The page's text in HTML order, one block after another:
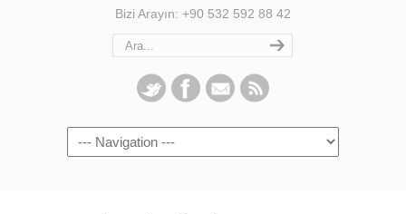
Bizi Arayın: +90 532 592 88 42
Navigation